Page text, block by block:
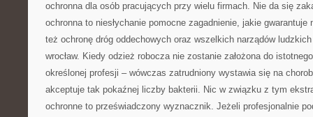
ochronna dla osób pracujących przy wielu firmach. Nie da się
ochronna to niesłychanie pomocne zagadnienie, jakie gwarantuje
też ochronę dróg oddechowych oraz wszelkich narządów
wrocław. Kiedy odzież robocza nie zostanie założona do
określonej profesji – wówczas zatrudniony wystawia się na
akceptuje tak pokaźnej liczby bakterii. Nic w związku z tym
ochronne to przeświadczony wyznacznik. Jeżeli profesjonalnie